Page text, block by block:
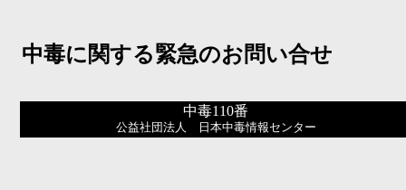
中毒に関する緊急のお問い合せ
中毒110番
公益社団法人 日本中毒情報センター